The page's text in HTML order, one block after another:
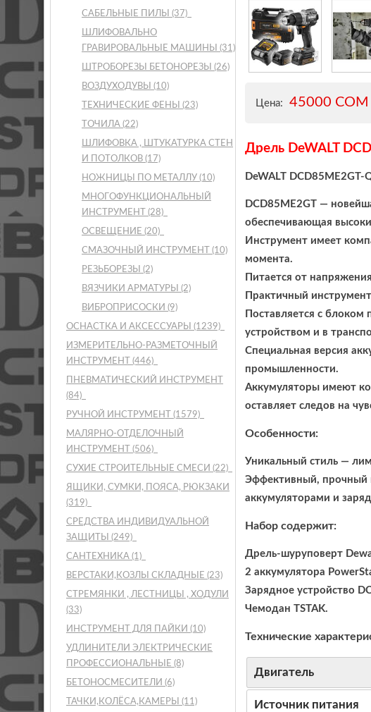
САБЕЛЬНЫЕ ПИЛЫ (37)
ШЛИФОВАЛЬНО
ГРАВИРОВАЛЬНЫЕ МАШИНЫ (31)
ШТРОБОРЕЗЫ БЕТОНОРЕЗЫ (26)
ВОЗДУХОДУВЫ (10)
ТЕХНИЧЕСКИЕ ФЕНЫ (23)
ТОЧИЛА (22)
ШЛИФОВКА , ШТУКАТУРКА СТЕН
И ПОТОЛКОВ (17)
НОЖНИЦЫ ПО МЕТАЛЛУ (10)
МНОГОФУНКЦИОНАЛЬНЫЙ
ИНСТРУМЕНТ (28)
ОСВЕЩЕНИЕ (20)
СМАЗОЧНЫЙ ИНСТРУМЕНТ (10)
РЕЗЬБОРЕЗЫ (2)
ВЯЗЧИКИ АРМАТУРЫ (2)
ВИБРОПРИСОСКИ (9)
ОСНАСТКА И АКСЕССУАРЫ (1239)
ИЗМЕРИТЕЛЬНО-РАЗМЕТОЧНЫЙ
ИНСТРУМЕНТ (446)
ПНЕВМАТИЧЕСКИЙ ИНСТРУМЕНТ
(84)
РУЧНОЙ ИНСТРУМЕНТ (1579)
МАЛЯРНО-ОТДЕЛОЧНЫЙ
ИНСТРУМЕНТ (506)
СУХИЕ СТРОИТЕЛЬНЫЕ СМЕСИ (22)
ЯЩИКИ, СУМКИ, ПОЯСА, РЮКЗАКИ
(319)
СРЕДСТВА ИНДИВИДУАЛЬНОЙ
ЗАЩИТЫ (249)
САНТЕХНИКА (1)
ВЕРСТАКИ,КОЗЛЫ СКЛАДНЫЕ (23)
СТРЕМЯНКИ , ЛЕСТНИЦЫ , ХОДУЛИ
(33)
ИНСТРУМЕНТ ДЛЯ ПАЙКИ (10)
УДЛИНИТЕЛИ ЭЛЕКТРИЧЕСКИЕ
ПРОФЕССИОНАЛЬНЫЕ (8)
БЕТОНОСМЕСИТЕЛИ (6)
ТАЧКИ,КОЛЁСА,КАМЕРЫ (11)
Цена: 45000 COM
Дрель DeWALT
DeWALT
DCD85ME2GT —
обеспечивающая
Инструмент имеет
момента.
Питается от
Практичный
Поставляется с
устройством и в
Специальная версия
промышленности.
Аккумуляторы имеют
оставляет следов на
Особенности:
Уникальный стиль —
Эффективный, прочный
аккумуляторами и
Набор содержит:
Дрель-шуруповерт
2 аккумулятора
Зарядное устройство
Чемодан TSTAK.
Технические
Двигатель
Источник питания